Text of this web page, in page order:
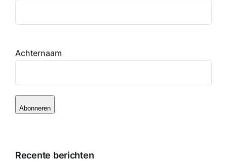
Achternaam
Abonneren
Recente berichten